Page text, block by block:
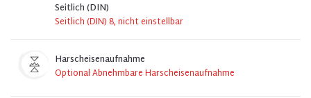
Seitlich (DIN)
Seitlich (DIN) 8, nicht einstellbar
Harscheisenaufnahme
Optional Abnehmbare Harscheisenaufnahme